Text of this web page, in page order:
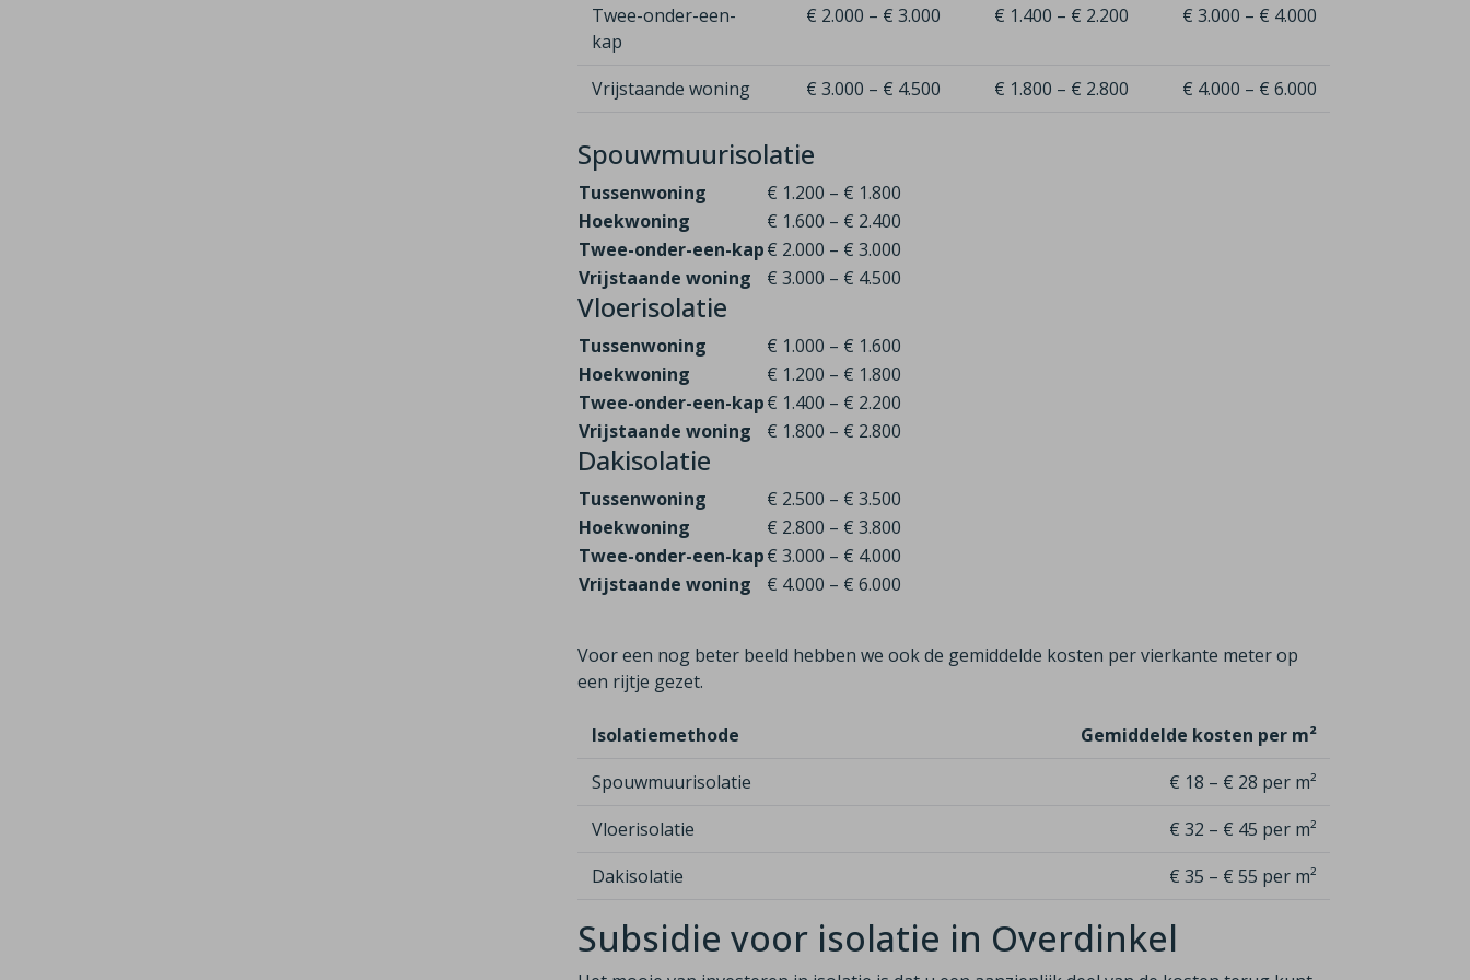
Twee-onder-een-
kap
€ 2.000 – € 3.000 € 1.400 – € 2.200 € 3.000 – € 4.000
Vrijstaande woning € 3.000 – € 4.500 € 1.800 – € 2.800 € 4.000 – € 6.000
Spouwmuurisolatie
Tussenwoning
€ 1.200 – € 1.800
Hoekwoning
€ 1.600 – € 2.400
Twee-onder-een-kap€ 2.000 – € 3.000
Vrijstaande woning
€ 3.000 – € 4.500
Vloerisolatie
Tussenwoning
€ 1.000 – € 1.600
Hoekwoning
€ 1.200 – € 1.800
Twee-onder-een-kap€ 1.400 – € 2.200
Vrijstaande woning
€ 1.800 – € 2.800
Dakisolatie
Tussenwoning
€ 2.500 – € 3.500
Hoekwoning
€ 2.800 – € 3.800
Twee-onder-een-kap€ 3.000 – € 4.000
Vrijstaande woning
€ 4.000 – € 6.000
Voor een nog beter beeld hebben we ook de gemiddelde kosten per vierkante meter op
een rijtje gezet.
Isolatiemethode
Gemiddelde kosten per m²
Spouwmuurisolatie
€ 18 – € 28 per m²
Vloerisolatie
€ 32 – € 45 per m²
Dakisolatie
€ 35 – € 55 per m²
Subsidie voor isolatie in Overdinkel